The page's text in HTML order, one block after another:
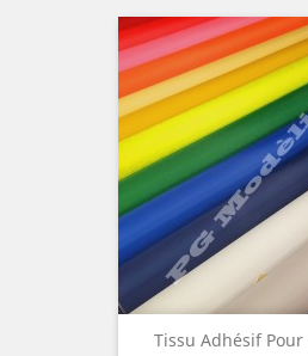
Tissu Adhésif